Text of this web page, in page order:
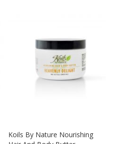
Koils By Nature Nourishing